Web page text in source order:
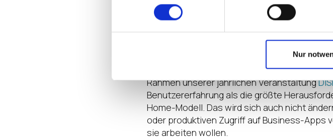
Nur
Sowohl bei Windows 365 als auch bei
des Arbeitens unterstützt − allgemein
anywhere”. Angestellte, Studenten und
bedienendes, produktives
Tatsächlich haben auch wir dies zu Beginn
Rahmen unserer jährlichen Veranstaltung
Benutzererfahrung als die größte
Home-Modell. Das wird sich auch nicht
oder produktiven Zugriff auf Business-Apps
sie arbeiten wollen.